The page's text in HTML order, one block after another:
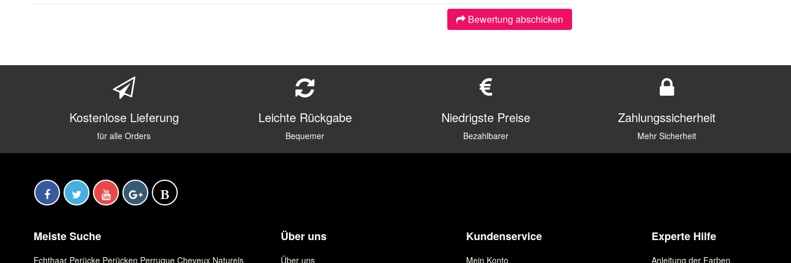
Bewertung abschicken
Kostenlose Lieferung
für alle Orders
Leichte Rückgabe
Bequemer
Niedrigste Preise
Bezahlbarer
Zahlungssicherheit
Mehr Sicherheit
Meiste Suche
Echthaar Perücke Perücken Perruque Cheveux Naturels
Über uns
Über uns
Kundenservice
Mein Konto
Experte Hilfe
Anleitung der Farben